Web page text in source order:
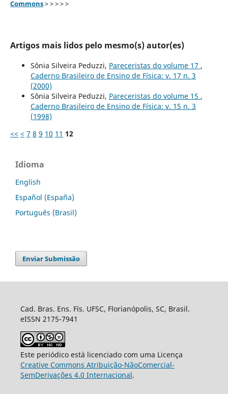
Commons> > > > >
Artigos mais lidos pelo mesmo(s) autor(es)
Sônia Silveira Peduzzi, Pareceristas do volume 17 ,
Caderno Brasileiro de Ensino de Física: v. 17 n. 3
(2000)
Sônia Silveira Peduzzi, Pareceristas do volume 15 ,
Caderno Brasileiro de Ensino de Física: v. 15 n. 3
(1998)
<< < 7 8 9 10 11 12
Idioma
English
Español (España)
Português (Brasil)
Enviar Submissão
Cad. Bras. Ens. Fís. UFSC, Florianópolis, SC, Brasil.
eISSN 2175-7941
Este periódico está licenciado com uma Licença
Creative Commons Atribuição-NãoComercial-
SemDerivações 4.0 Internacional.